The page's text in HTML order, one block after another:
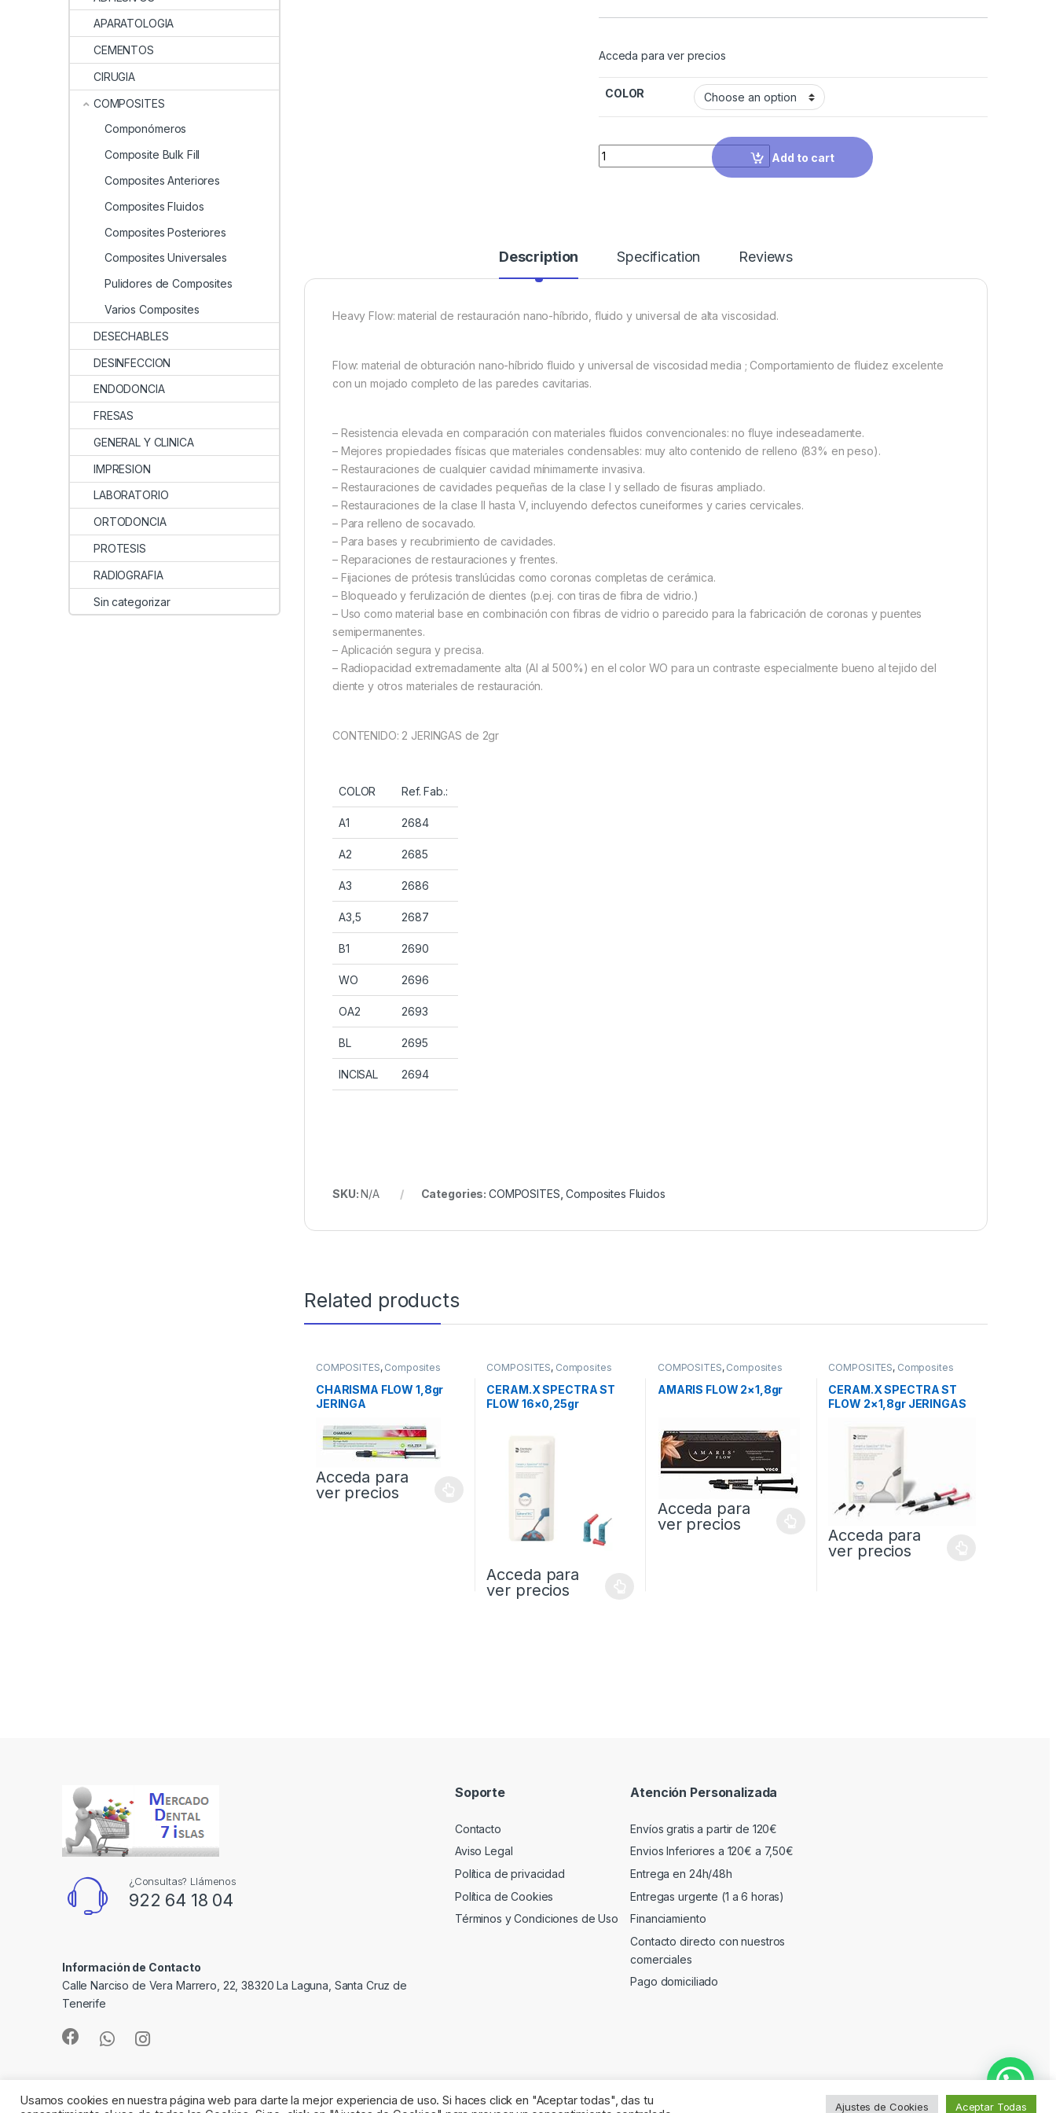
Acceda para ver precios
COLOR
Quantity
Add to cart
Description Specification Reviews
Heavy Flow: material de restauración nano-híbrido, fluido y universal de alta viscosidad.
Flow: material de obturación nano-híbrido fluido y universal de viscosidad media ; Comportamiento de fluidez excelente
con un mojado completo de las paredes cavitarias.
– Resistencia elevada en comparación con materiales fluidos convencionales: no fluye indeseadamente.
– Mejores propiedades físicas que materiales condensables: muy alto contenido de relleno (83% en peso).
– Restauraciones de cualquier cavidad mínimamente invasiva.
– Restauraciones de cavidades pequeñas de la clase I y sellado de fisuras ampliado.
– Restauraciones de la clase II hasta V, incluyendo defectos cuneiformes y caries cervicales.
– Para relleno de socavado.
– Para bases y recubrimiento de cavidades.
– Reparaciones de restauraciones y frentes.
– Fijaciones de prótesis translúcidas como coronas completas de cerámica.
– Bloqueado y ferulización de dientes (p.ej. con tiras de fibra de vidrio.)
– Uso como material base en combinación con fibras de vidrio o parecido para la fabricación de coronas y puentes
semipermanentes.
– Aplicación segura y precisa.
– Radiopacidad extremadamente alta (Al al 500%) en el color WO para un contraste especialmente bueno al tejido del
diente y otros materiales de restauración.
CONTENIDO: 2 JERINGAS de 2gr
COLOR Ref. Fab.:
A1 2684
A2 2685
A3 2686
A3,5 2687
B1 2690
WO 2696
OA2 2693
BL 2695
INCISAL 2694
SKU:N/A Categories: COMPOSITES ,Composites Fluidos
Related products
COMPOSITES, Composites
CHARISMA FLOW 1,8gr
JERINGA
Acceda para
ver precios
COMPOSITES, Composites
CERAM.X SPECTRA ST
FLOW 16×0,25gr
Acceda para
ver precios
COMPOSITES, Composites
AMARIS FLOW 2×1,8gr
Acceda para
ver precios
COMPOSITES, Composites
CERAM.X SPECTRA ST
FLOW 2×1,8gr JERINGAS
Acceda para
ver precios
APARATOLOGIA
CEMENTOS
CIRUGIA
COMPOSITES
Componómeros
Composite Bulk Fill
Composites Anteriores
Composites Fluidos
Composites Posteriores
Composites Universales
Pulidores de Composites
Varios Composites
DESECHABLES
DESINFECCION
ENDODONCIA
FRESAS
GENERAL Y CLINICA
IMPRESION
LABORATORIO
ORTODONCIA
PROTESIS
RADIOGRAFIA
Sin categorizar
¿Consultas? Llámenos
922 64 18 04
Información de Contacto
Calle Narciso de Vera Marrero, 22, 38320 La Laguna, Santa Cruz de
Tenerife
Soporte
Contacto
Aviso Legal
Política de privacidad
Política de Cookies
Términos y Condiciones de Uso
Atención Personalizada
Envíos gratis a partir de 120€
Envios Inferiores a 120€ a 7,50€
Entrega en 24h/48h
Entregas urgente (1 a 6 horas)
Financiamiento
Contacto directo con nuestros
comerciales
Pago domiciliado
Usamos cookies en nuestra página web para darte la mejor experiencia de uso. Si haces click en "Aceptar todas", das tu
Ajustes de Cookies Aceptar Todas